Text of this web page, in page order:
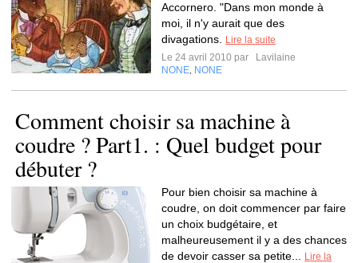
Accornero. "Dans mon monde à
moi, il n'y aurait que des
divagations.
Lire la suite
Le 24 avril 2010 par
Lavilaine
NONE NONE
Comment choisir sa machine à
coudre ? Part1. : Quel budget pour
débuter ?
Pour bien choisir sa machine à
coudre, on doit commencer par faire
un choix budgétaire, et
malheureusement il y a des chances
de devoir casser sa petite...
Lire la